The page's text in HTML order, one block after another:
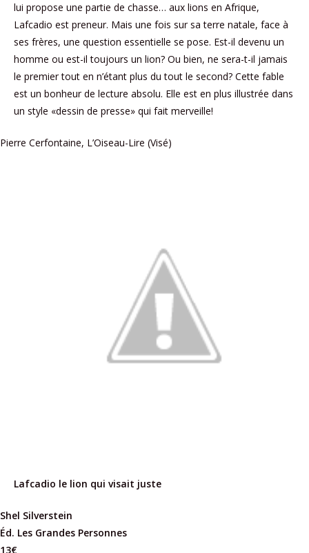
lui propose une partie de chasse… aux lions en Afrique,
Lafcadio est preneur. Mais une fois sur sa terre natale, face à
ses frères, une question essentielle se pose. Est-il devenu un
homme ou est-il toujours un lion? Ou bien, ne sera-t-il jamais
le premier tout en n’étant plus du tout le second? Cette fable
est un bonheur de lecture absolu. Elle est en plus illustrée dans
un style «dessin de presse» qui fait merveille!
Pierre Cerfontaine, L’Oiseau-Lire (Visé)
Lafcadio le lion qui visait juste
Shel Silverstein
Éd. Les Grandes Personnes
13€